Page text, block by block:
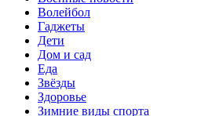
Волейбол
Гаджеты
Дети
Дом и сад
Еда
Звёзды
Здоровье
Зимние виды спорта